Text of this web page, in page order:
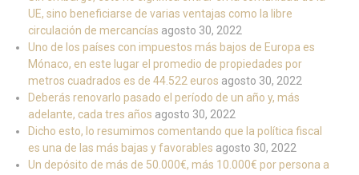
UE, sino beneficiarse de varias ventajas como la libre
circulación de mercancías agosto 30, 2022
Uno de los países con impuestos más bajos de Europa es
Mónaco, en este lugar el promedio de propiedades por
metros cuadrados es de 44.522 euros agosto 30, 2022
Deberás renovarlo pasado el período de un año y, más
adelante, cada tres años agosto 30, 2022
Dicho esto, lo resumimos comentando que la política fiscal
es una de las más bajas y favorables agosto 30, 2022
Un depósito de más de 50.000€, más 10.000€ por persona a